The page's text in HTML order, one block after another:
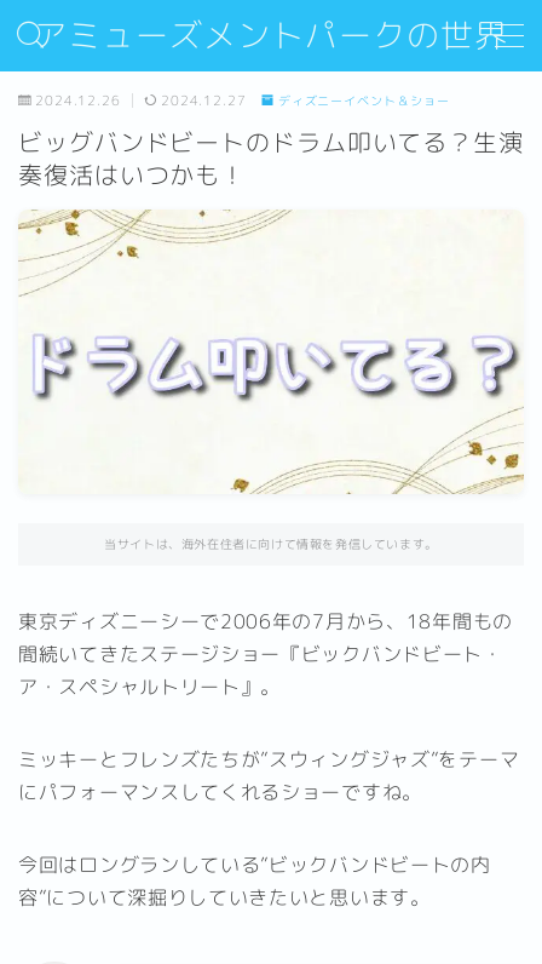
アミューズメントパークの世界
MENU
Sitemap
Contact
2024.12.26 2024.12.27 ディズニーイベント＆ショー
ビッグバンドビートのドラム叩いてる？生演
奏復活はいつかも！
当サイトは、海外在住者に向けて情報を発信しています。
東京ディズニーシーで2006年の7月から、18年間もの
間続いてきたステージショー『ビックバンドビート・
ア・スペシャルトリート』。
ミッキーとフレンズたちが”スウィングジャズ”をテーマ
にパフォーマンスしてくれるショーですね。
今回はロングランしている”ビックバンドビートの内
容”について深掘りしていきたいと思います。